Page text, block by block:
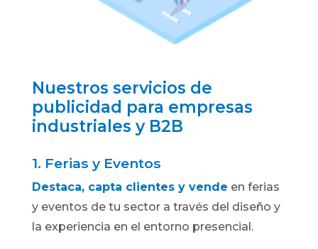
Nuestros servicios de
publicidad para empresas
industriales y B2B
1. Ferias y Eventos
Destaca, capta clientes y vende en ferias
y eventos de tu sector a través del diseño y
la experiencia en el entorno presencial.